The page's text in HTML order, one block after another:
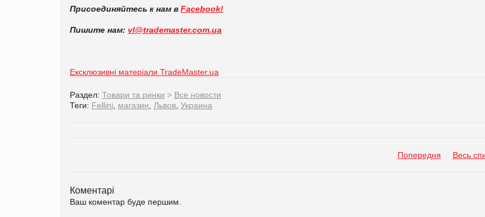
Присоединяйтесь к нам в Facebook!
Пишите нам: vl@trademaster.com.ua
Ексклюзивні матеріали TradeMaster.ua
Раздел: Товари та ринки > Все новости
Теги: Fellini магазин Львов Украина
Попередня Весь
Коментарі
Ваш коментар буде першим.